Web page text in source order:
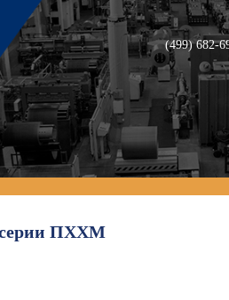
(499) 682-
серии ПХХМ